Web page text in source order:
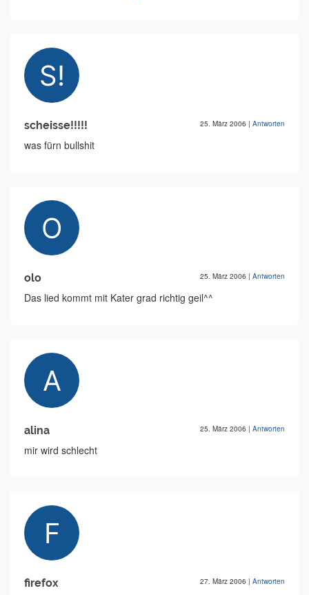
scheisse!!!!! 25. März 2006 | Antworten
was fürn bullshit
olo 25. März 2006 | Antworten
Das lied kommt mit Kater grad richtig geil^^
alina 25. März 2006 | Antworten
mir wird schlecht
firefox 27. März 2006 | Antworten